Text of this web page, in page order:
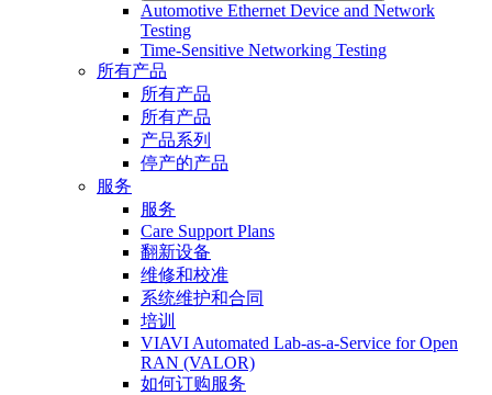
Automotive Ethernet Device and Network
Testing
Time-Sensitive Networking Testing
所有产品
所有产品
所有产品
产品系列
停产的产品
服务
服务
Care Support Plans
翻新设备
维修和校准
系统维护和合同
培训
VIAVI Automated Lab-as-a-Service for Open
RAN (VALOR)
如何订购服务